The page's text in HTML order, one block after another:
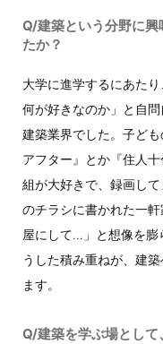
Q/建築という分野に
たか？
大学に進学するにあた
何が好きなのか」と自
建築業界でした。子ど
アフター』とか『住人
組が大好きで、録画し
のチラシに書かれた一
屋にして…」と想像を膨
うした積み重ねが、建
ます。
Q/建築を学ぶ場として